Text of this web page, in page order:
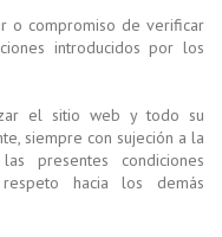
o compromiso de verificar
introducidos por los
el sitio web y todo su
siempre con sujeción a la
presentes condiciones
hacia los demás